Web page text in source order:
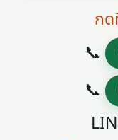
กด
📞
📞